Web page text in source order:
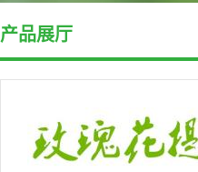
产品展厅